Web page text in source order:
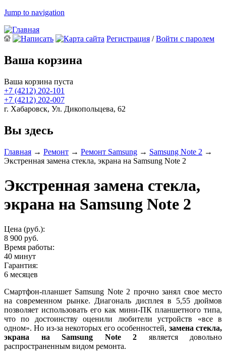
Jump to navigation
Регистрация /Войти с паролем
Ваша корзина
Ваша корзина пуста
+7 (4212) 202-101
+7 (4212) 202-007
г. Хабаровск, Ул. Дикопольцева, 62
Вы здесь
Главная → Ремонт → Ремонт Samsung → Samsung Note 2 →
Экстренная замена стекла, экрана на Samsung Note 2
Экстренная замена стекла,
экрана на Samsung Note 2
Цена (руб.):
8 900 руб.
Время работы:
40 минут
Гарантия:
6 месяцев
Смартфон-планшет Samsung Note 2 прочно занял свое место
на современном рынке. Диагональ дисплея в 5,55 дюймов
позволяет использовать его как мини-ПК планшетного типа,
что по достоинству оценили любители устройств «все в
одном». Но из-за некоторых его особенностей, замена стекла,
экрана на Samsung Note 2 является довольно
распространенным видом ремонта.